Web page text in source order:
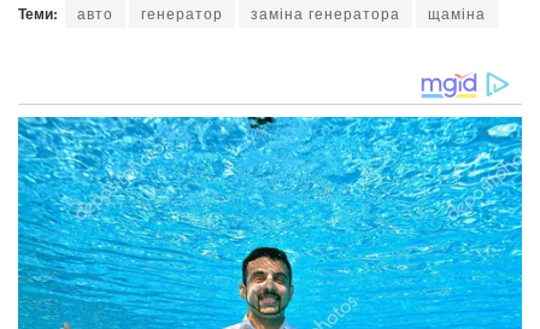
Теми: авто генератор заміна генератора щаміна